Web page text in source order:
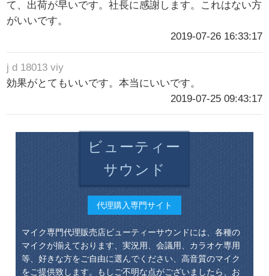
て、出荷が早いです。社長に感謝します。これはない方
がいいです。
2019-07-26 16:33:17
j d 18013 viy
効果がとてもいいです。本当にいいです。
2019-07-25 09:43:17
ビューティー
サウンド
代理購入専門サイト
マイク専門代理販売店ビューティーサウンドには、各種の
マイクが揃えております、実況用、会議用、カラオケ専用
等、好きな方をご自由に選んでください、高音質のマイク
をご提供致します。もしご不明な点がございましたら、お